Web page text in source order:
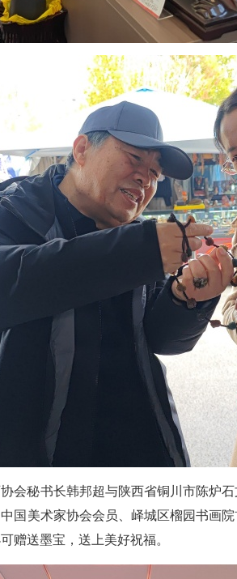
会秘书长韩邦超与陕西省铜川市陈炉
国美术家协会会员、峄城区榴园书画
赠送墨宝，送上美好祝福。